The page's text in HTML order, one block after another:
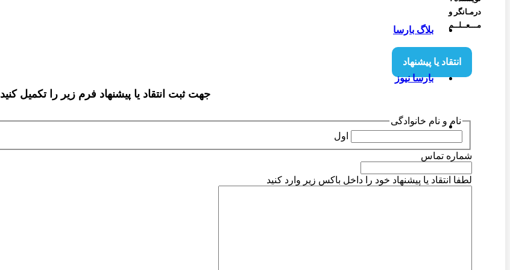
بلاگ بارسا
بارسا نیوز
درمـانگر و
مـــعــلــم
انتقاد یا پیشنهاد
جهت ثبت انتقاد یا پیشنهاد فرم زیر را تکمیل کنید
نام و نام خانوادگی
اول
شماره تماس
لطفا انتقاد یا پیشنهاد خود را داخل باکس زیر وارد کنید